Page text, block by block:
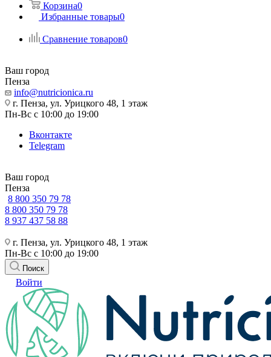
Корзина0
Избранные товары0
Сравнение товаров0
Ваш город
Пенза
info@nutricionica.ru
г. Пенза, ул. Урицкого 48, 1 этаж
Пн-Вс с 10:00 до 19:00
Вконтакте
Telegram
Ваш город
Пенза
8 800 350 79 78
8 800 350 79 78
8 937 437 58 88
г. Пенза, ул. Урицкого 48, 1 этаж
Пн-Вс с 10:00 до 19:00
Поиск
Войти